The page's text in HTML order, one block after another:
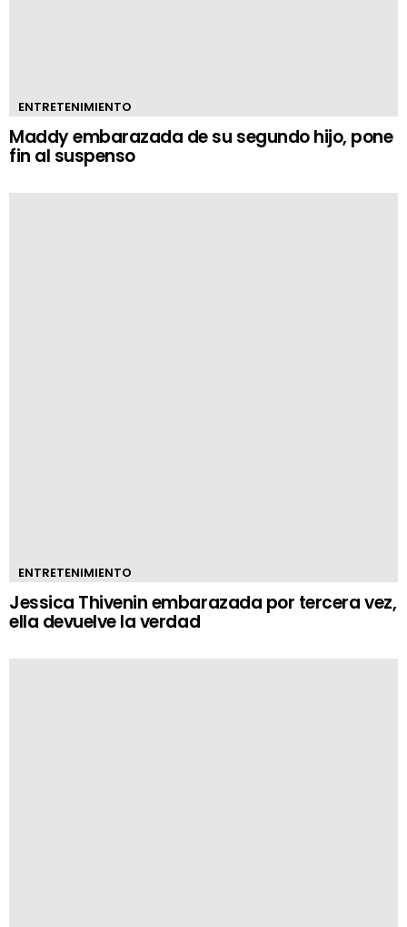
ENTRETENIMIENTO
Maddy embarazada de su segundo hijo, pone
fin al suspenso
ENTRETENIMIENTO
Jessica Thivenin embarazada por tercera vez,
ella devuelve la verdad